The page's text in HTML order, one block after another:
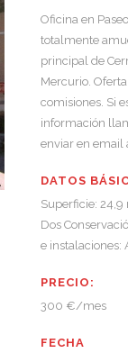
Oficina en
totalmente
principal de
Mercurio.
comisiones. Si
información
enviar en email
DATOS
Superficie: 24,9
Dos
e instalaciones:
PRECIO:
300 €/mes
FECHA